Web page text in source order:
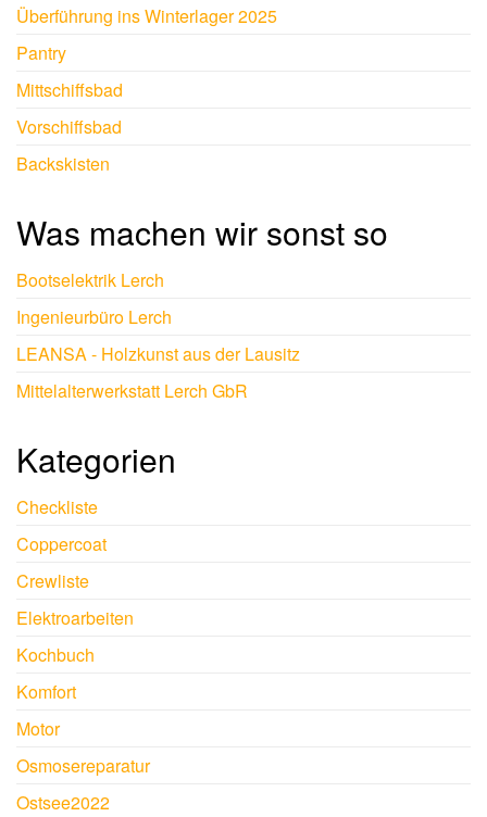
Überführung ins Winterlager 2025
Pantry
Mittschiffsbad
Vorschiffsbad
Backskisten
Was machen wir sonst so
Bootselektrik Lerch
Ingenieurbüro Lerch
LEANSA - Holzkunst aus der Lausitz
Mittelalterwerkstatt Lerch GbR
Kategorien
Checkliste
Coppercoat
Crewliste
Elektroarbeiten
Kochbuch
Komfort
Motor
Osmosereparatur
Ostsee2022